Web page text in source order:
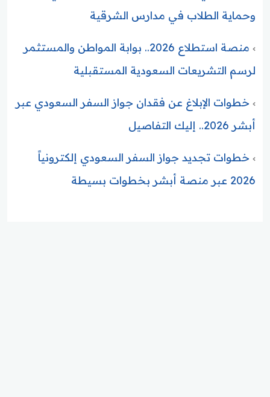
وحماية الطلاب في مدارس الشرقية
منصة استطلاع 2026.. بوابة المواطن والمستثمر
لرسم التشريعات السعودية المستقبلية
خطوات الإبلاغ عن فقدان جواز السفر السعودي عبر
أبشر 2026.. إليك التفاصيل
خطوات تجديد جواز السفر السعودي إلكترونياً
2026 عبر منصة أبشر بخطوات بسيطة